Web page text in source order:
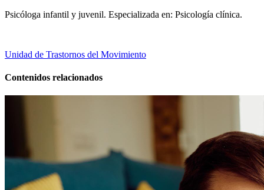
Psicóloga infantil y juvenil. Especializada en: Psicología clínica.
Unidad de Trastornos del Movimiento
Contenidos relacionados